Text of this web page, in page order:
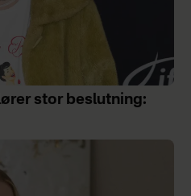
stor beslutning: